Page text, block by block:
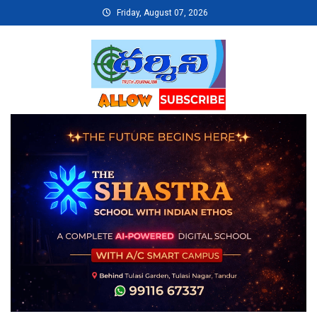
to
Friday, August 07, 2026